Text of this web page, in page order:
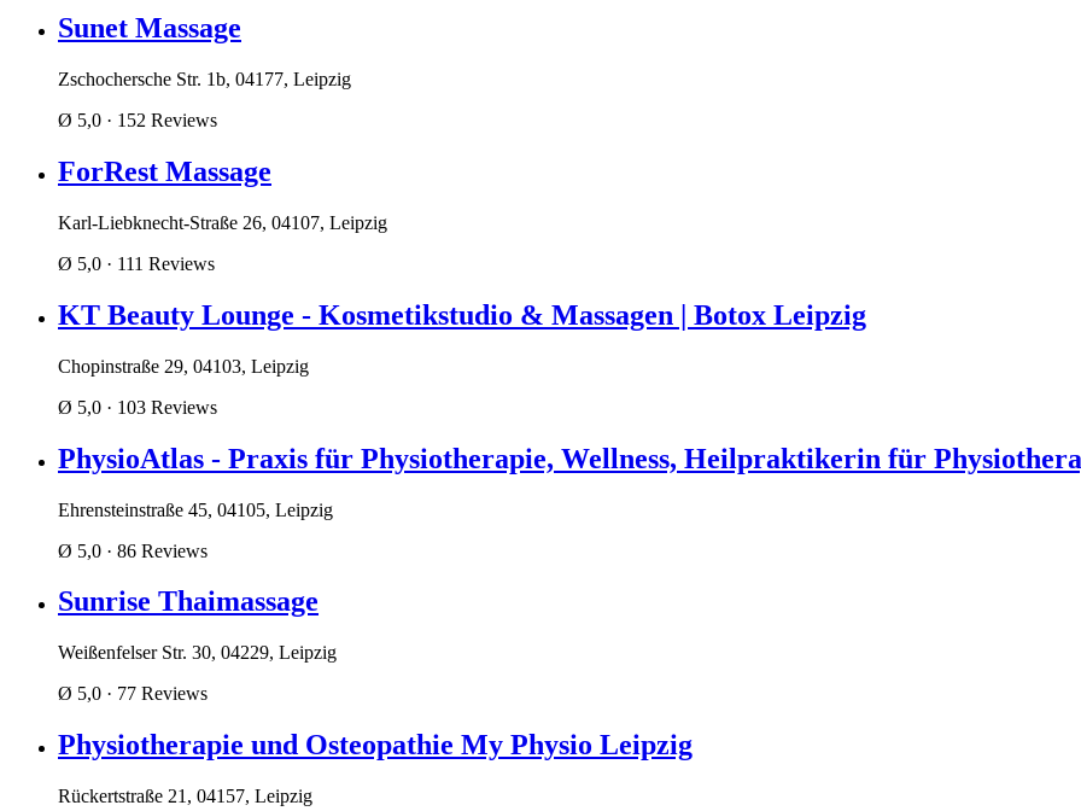
Sunet Massage
Zschochersche Str. 1b, 04177, Leipzig
Ø 5,0 · 152 Reviews
ForRest Massage
Karl-Liebknecht-Straße 26, 04107, Leipzig
Ø 5,0 · 111 Reviews
KT Beauty Lounge - Kosmetikstudio & Massagen | Botox Leipzig
Chopinstraße 29, 04103, Leipzig
Ø 5,0 · 103 Reviews
PhysioAtlas - Praxis für Physiotherapie, Wellness, Heilpraktikerin für
Ehrensteinstraße 45, 04105, Leipzig
Ø 5,0 · 86 Reviews
Sunrise Thaimassage
Weißenfelser Str. 30, 04229, Leipzig
Ø 5,0 · 77 Reviews
Physiotherapie und Osteopathie My Physio Leipzig
Rückertstraße 21, 04157, Leipzig